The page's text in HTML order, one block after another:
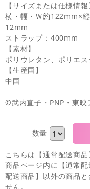
【サイズまたは仕様情報
横・幅・Ｗ約122mm×
12mm
ストラップ：400mm
【素材】
ポリウレタン、ポリエ
【生産国】
中国
©武内直子・PNP・東映
数量
こちらは【通常配送商品
商品ページ内に【通常
配送商品】以外の商品
せん。